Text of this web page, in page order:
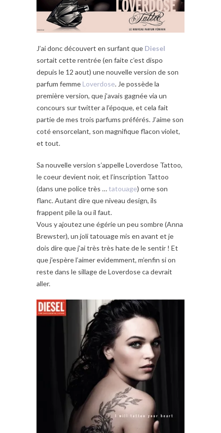
J’ai donc découvert en surfant que Diesel
sortait cette rentrée (en faite c’est dispo
depuis le 12 aout) une nouvelle version de son
parfum femme Loverdose. Je possède la
première version, que j’avais gagnée via un
concours sur twitter a l’époque, et cela fait
partie de mes trois parfums préférés. J’aime son
coté ensorcelant, son magnifique flacon violet,
et tout.
Sa nouvelle version s’appelle Loverdose Tattoo,
le coeur devient noir, et l’inscription Tattoo
(dans une police très … tatouage) orne son
flanc. Autant dire que niveau design, ils
frappent pile la ou il faut.
Vous y ajoutez une égérie un peu sombre (Anna
Brewster), un joli tatouage mis en avant et je
dois dire que j’ai très très hate de le sentir ! Et
que j’espère l’aimer evidemment, m’enfin si on
reste dans le sillage de Loverdose ca devrait
aller.